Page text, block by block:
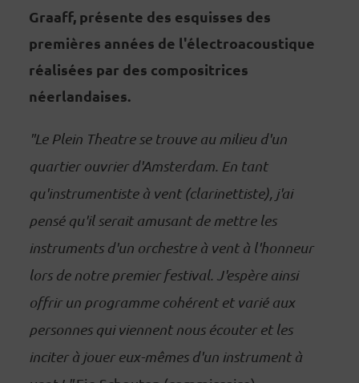
Graaff, présente des esquisses des
premières années de l'électroacoustique
réalisées par des compositrices
néerlandaises.
"Le Plein Theatre se trouve au milieu d'un
quartier ouvrier d'Amsterdam. En tant
qu'instrumentiste à vent (clarinettiste), j'ai
pensé qu'il serait amusant de mettre les
instruments d'un orchestre à vent à l'honneur
lors de notre premier festival. J'espère ainsi
offrir un programme cohérent et varié aux
personnes qui viennent nous écouter et les
inciter à jouer eux-mêmes d'un instrument à